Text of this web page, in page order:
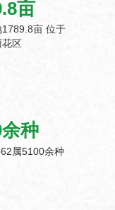
亩
1789.8亩 位于
区
余种
属5100余种